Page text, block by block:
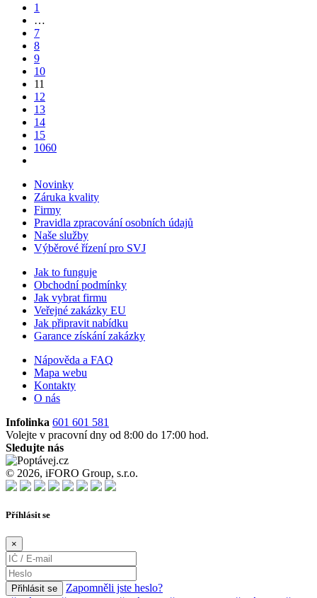
1
…
7
8
9
10
11
12
13
14
15
1060
Novinky
Záruka kvality
Firmy
Pravidla zpracování osobních údajů
Naše služby
Výběrové řízení pro SVJ
Jak to funguje
Obchodní podmínky
Jak vybrat firmu
Veřejné zakázky EU
Jak připravit nabídku
Garance získání zakázky
Nápověda a FAQ
Mapa webu
Kontakty
O nás
Infolinka 601 601 581
Volejte v pracovní dny od 8:00 do 17:00 hod.
Sledujte nás
© 2026, iFORO Group, s.r.o.
Příhlásit se
×
Přihlásit se
Zapomněli jste heslo?